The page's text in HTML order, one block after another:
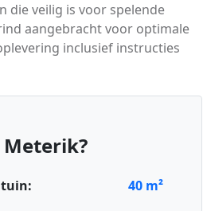
die veilig is voor spelende
aangebracht voor optimale
inclusief instructies
40 m²